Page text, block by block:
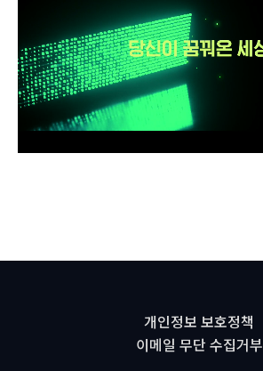
개인정보 보호정책
이메일 무단 수집거부